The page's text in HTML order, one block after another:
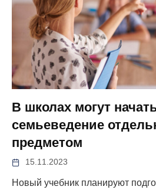
В школах могут
семьеведение
предметом
15.11.2023
Новый учебник планируют